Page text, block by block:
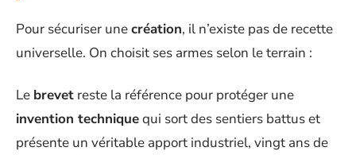
Pour sécuriser unecréation, il n’existe pas de recette
universelle. On choisit ses armes selon le terrain :
Le brevet reste la référence pour protéger une
invention techniquequi sort des sentiers battus et
présente un véritable apport industriel, vingt ans de